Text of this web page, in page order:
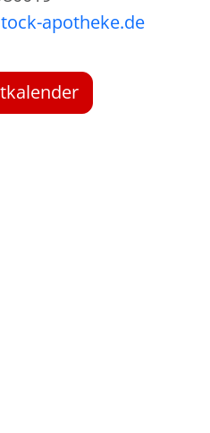
apotheke.de